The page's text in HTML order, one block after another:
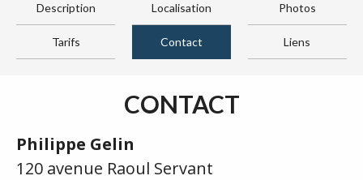
Description Localisation Photos
Tarifs Contact Liens
CONTACT
Philippe Gelin
120 avenue Raoul Servant